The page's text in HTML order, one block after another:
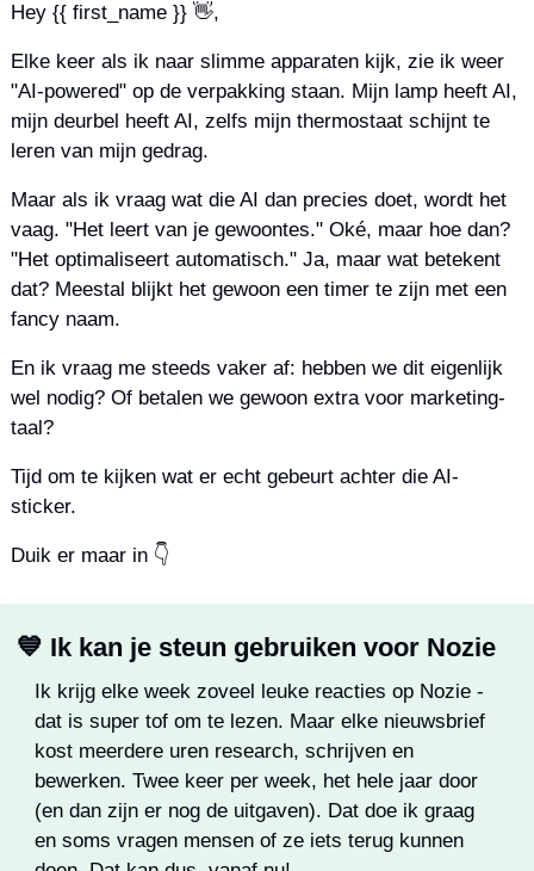
Hey {{ first_name }} 👋,
Elke keer als ik naar slimme apparaten kijk, zie ik weer
"AI-powered" op de verpakking staan. Mijn lamp heeft AI,
mijn deurbel heeft AI, zelfs mijn thermostaat schijnt te
leren van mijn gedrag.
Maar als ik vraag wat die AI dan precies doet, wordt het
vaag. "Het leert van je gewoontes." Oké, maar hoe dan?
"Het optimaliseert automatisch." Ja, maar wat betekent
dat? Meestal blijkt het gewoon een timer te zijn met een
fancy naam.
En ik vraag me steeds vaker af: hebben we dit eigenlijk
wel nodig? Of betalen we gewoon extra voor marketing-
taal?
Tijd om te kijken wat er echt gebeurt achter die AI-
sticker.
Duik er maar in 👇
💙 Ik kan je steun gebruiken voor Nozie
Ik krijg elke week zoveel leuke reacties op Nozie -
dat is super tof om te lezen. Maar elke nieuwsbrief
kost meerdere uren research, schrijven en
bewerken. Twee keer per week, het hele jaar door
(en dan zijn er nog de uitgaven). Dat doe ik graag
en soms vragen mensen of ze iets terug kunnen